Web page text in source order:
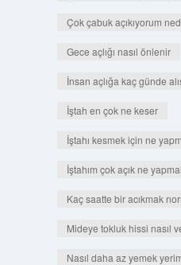
Çok çabuk açıkıyorum
Gece açlığı nasıl önlenir
İnsan açlığa kaç günde
İştah en çok ne keser
İştahı kesmek için ne
İştahım çok açık ne
Kaç saatte bir acıkmak
Mideye tokluk hissi nasıl
Nasıl daha az yemek